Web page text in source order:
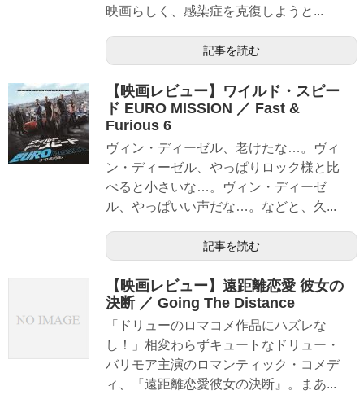
映画らしく、感染症を克復しようと...
記事を読む
【映画レビュー】ワイルド・スピー
ド EURO MISSION ／ Fast &
Furious 6
ヴィン・ディーゼル、老けたな…。ヴィ
ン・ディーゼル、やっぱりロック様と比
べると小さいな…。ヴィン・ディーゼ
ル、やっぱいい声だな…。などと、久...
記事を読む
【映画レビュー】遠距離恋愛 彼女の
決断 ／ Going The Distance
「ドリューのロマコメ作品にハズレな
し！」相変わらずキュートなドリュー・
バリモア主演のロマンティック・コメデ
ィ、『遠距離恋愛彼女の決断』。まあ...